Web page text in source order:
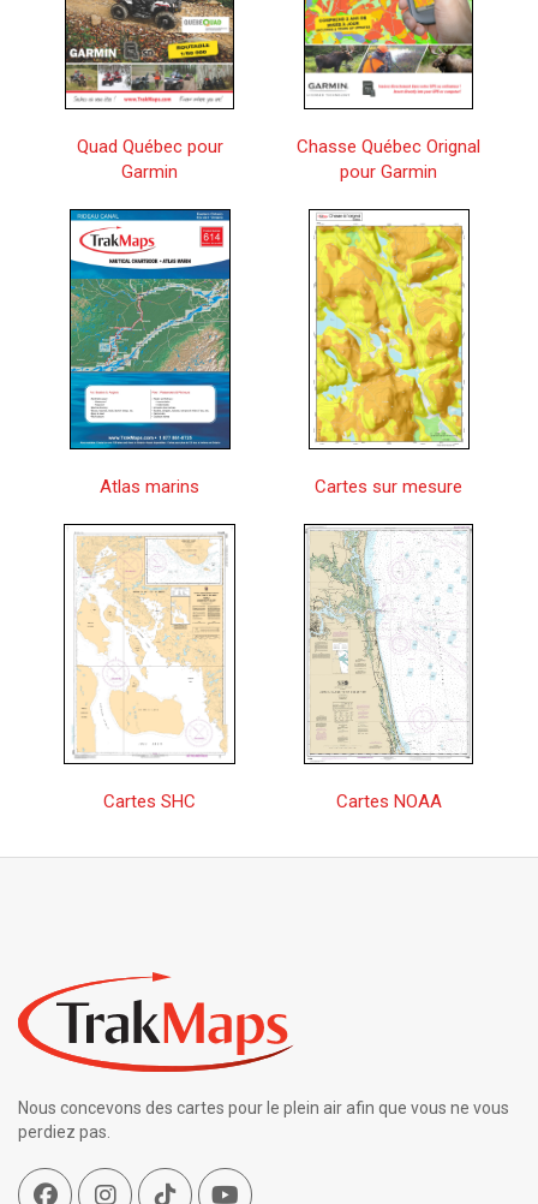
Quad Québec pour
Garmin
Chasse Québec Orignal
pour Garmin
Atlas marins Cartes sur mesure
Cartes SHC Cartes NOAA
Nous concevons des cartes pour le plein air afin que vous ne vous
perdiez pas.